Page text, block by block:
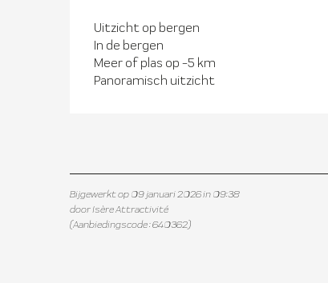
Uitzicht op bergen
In de bergen
Meer of plas op -5 km
Panoramisch uitzicht
Bijgewerkt op 09 januari 2026 in 09:38
door Isère Attractivité
(Aanbiedingscode :640362)